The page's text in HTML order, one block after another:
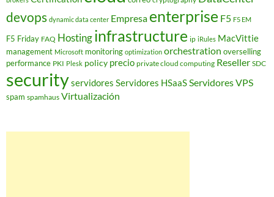
devops dynamic data center Empresa enterprise F5 F5 EM
F5 Friday FAQ Hostinginfrastructure ip iRules MacVittie
management Microsoft monitoring optimization orchestration overselling
performance PKI Plesk policy precio private cloud computing Reseller SDC
securityservidores Servidores HSaaSServidores VPS
spam spamhaus Virtualización